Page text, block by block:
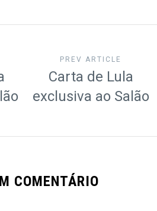
PREV ARTICLE
Carta de Lula
exclusiva ao Salão
COMENTÁRIO